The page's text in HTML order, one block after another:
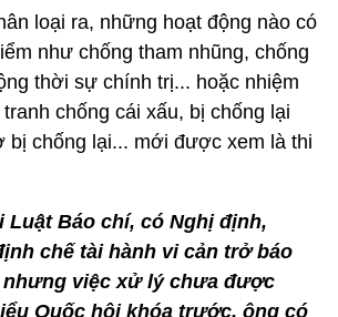
loại ra, những hoạt động nào có
như chống tham nhũng, chống
thời sự chính trị... hoặc nhiệm
chống cái xấu, bị chống lại
bị chống lại... mới được xem là thi
Luật Báo chí, có Nghị định,
chế tài hành vi cản trở báo
nhưng việc xử lý chưa được
Quốc hội khóa trước, ông có